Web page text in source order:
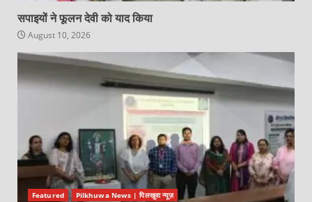
सपाइयों ने फूलन देवी को याद किया
August 10, 2026
Featured Pilkhuwa News | पिलखुवा न्यूज़